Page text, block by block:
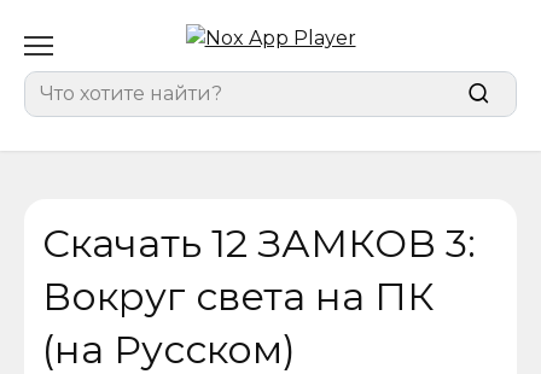
содержанию
for:
Скачать 12 ЗАМКОВ 3:
Вокруг света на ПК
(на Русском)